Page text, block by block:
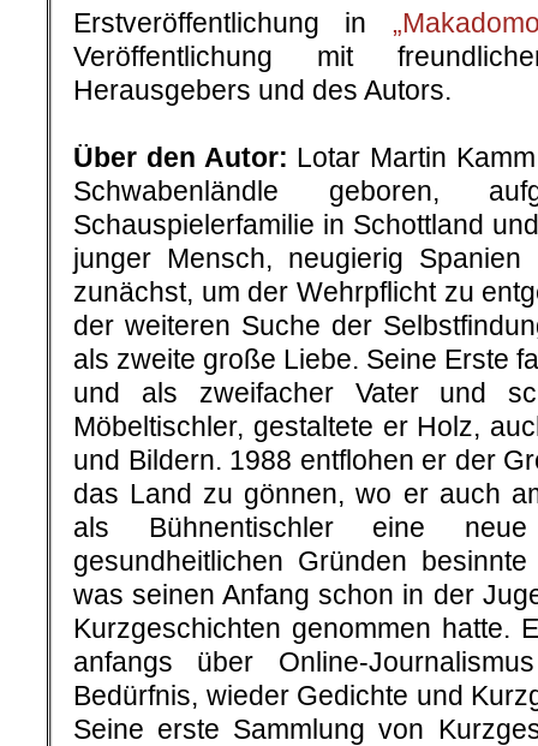
Erstveröffentlichung in
Veröffentlichung mit
Herausgebers und des Autors.
Über den Autor: Lotar Martin
Schwabenländle geboren,
Schauspielerfamilie in Schottland
junger Mensch, neugierig
zunächst, um der Wehrpflicht zu
der weiteren Suche der
als zweite große Liebe. Seine Erste
und als zweifacher Vater und
Möbeltischler, gestaltete er Holz,
und Bildern. 1988 entflohen er der
das Land zu gönnen, wo er auch
als Bühnentischler eine
gesundheitlichen Gründen
was seinen Anfang schon in der
Kurzgeschichten genommen hatte.
anfangs über Online-
Bedürfnis, wieder Gedichte und
Seine erste Sammlung von